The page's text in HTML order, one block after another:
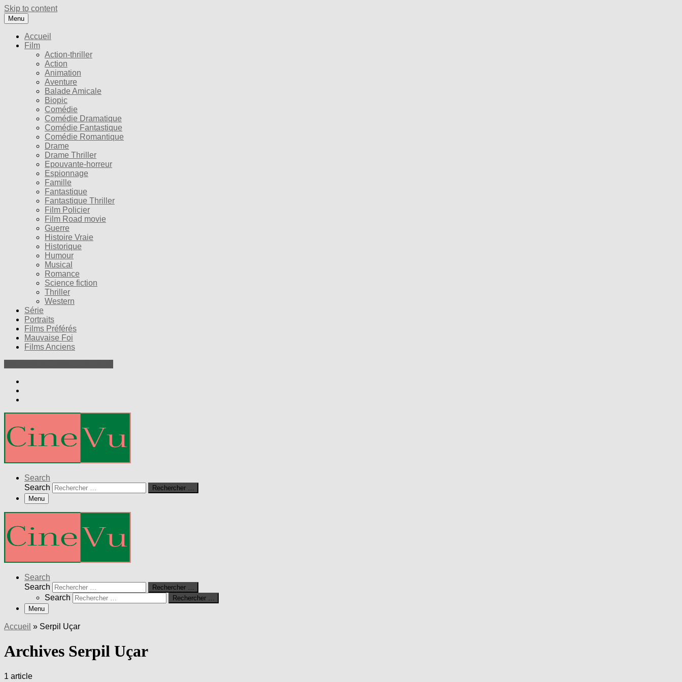
Skip to content
Menu
Accueil
Film
Action-thriller
Action
Animation
Aventure
Balade Amicale
Biopic
Comédie
Comédie Dramatique
Comédie Fantastique
Comédie Romantique
Drame
Drame Thriller
Epouvante-horreur
Espionnage
Famille
Fantastique
Fantastique Thriller
Film Policier
Film Road movie
Guerre
Histoire Vraie
Historique
Humour
Musical
Romance
Science fiction
Thriller
Western
Série
Portraits
Films Préférés
Mauvaise Foi
Films Anciens
Search
Search
Rechercher …
Menu
Search
Search
Rechercher …
Search
Rechercher …
Menu
Accueil » Serpil Uçar
Archives Serpil Uçar
1 article